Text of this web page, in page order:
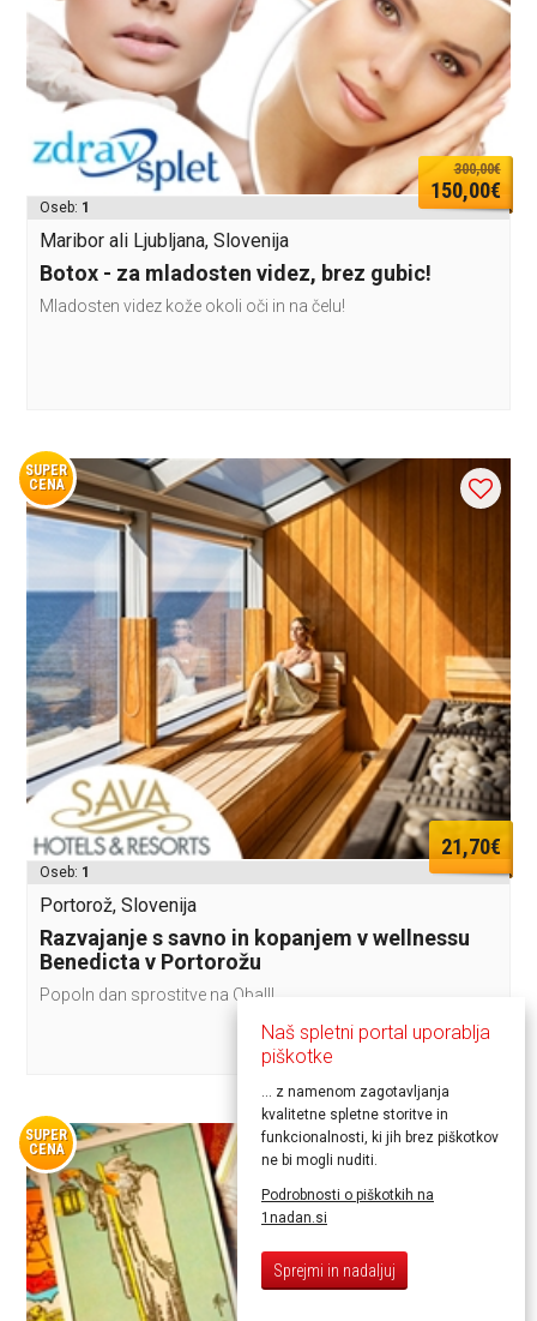
300,00€
150,00€
Oseb: 1
Maribor ali Ljubljana, Slovenija
Botox - za mladosten videz, brez gubic!
Mladosten videz kože okoli oči in na čelu!
SUPER
CENA
21,70€
Oseb: 1
Portorož, Slovenija
Razvajanje s savno in kopanjem v wellnessu
Benedicta v Portorožu
Popoln dan sprostitve na ObalI!
SUPER
CENA
Naš spletni portal uporablja
piškotke
... z namenom zagotavljanja
kvalitetne spletne storitve in
funkcionalnosti, ki jih brez piškotkov
ne bi mogli nuditi.
Podrobnosti o piškotkih na
1nadan.si
Sprejmi in nadaljuj